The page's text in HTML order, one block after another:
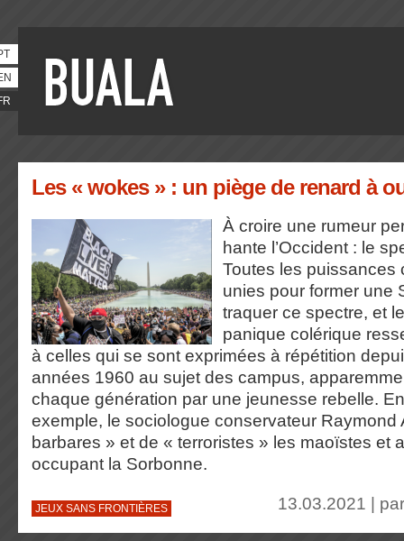
Les « wokes » : un piège de renard à
À croire une rumeur
hante l’Occident : le
Toutes les puissances
unies pour former une
traquer ce spectre, et
panique colérique
à celles qui se sont exprimées à répétition
années 1960 au sujet des campus,
chaque génération par une jeunesse rebelle.
exemple, le sociologue conservateur Raymond
barbares » et de « terroristes » les maoïstes et
occupant la Sorbonne.
JEUX SANS FRONTIÈRES 13.03.2021 |